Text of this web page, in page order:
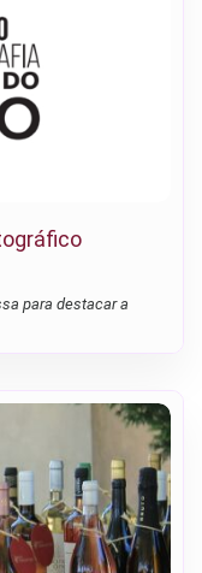
para destacar a